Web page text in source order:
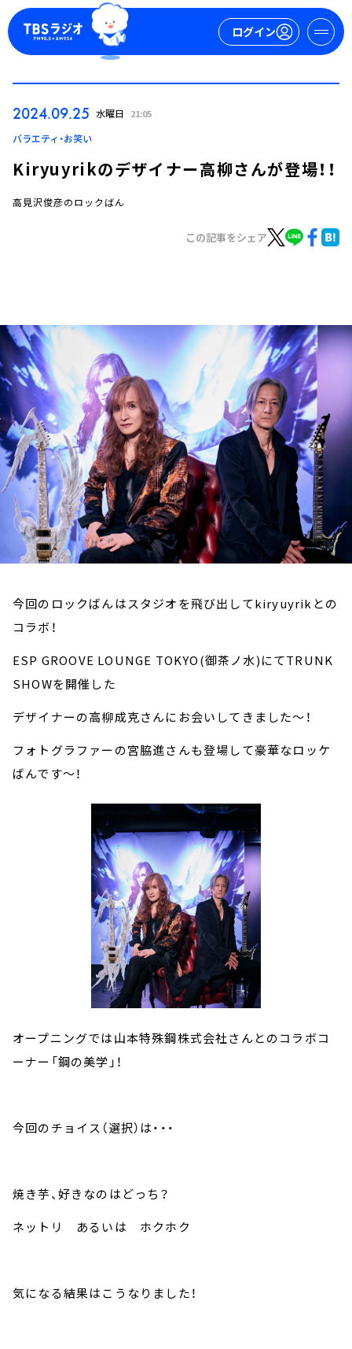
ログイン
ログイン
トピックス
TBS Podcast
お知らせ
イベント・グッズ
YouTube
会社情報
2024.09.25 水曜日 21:05
バラエティ・お笑い
Kiryuyrikのデザイナー高柳さんが登場！！
高見沢俊彦のロックばん
この記事をシェア
今回のロックばんはスタジオを飛び出してkiryuyrikとの
コラボ！
ESP GROOVE LOUNGE TOKYO(御茶ノ水)にてTRUNK
SHOWを開催した
デザイナーの高柳成克さんにお会いしてきました～！
フォトグラファーの宮脇進さんも登場して豪華なロッケ
ばんです～！
オープニングでは山本特殊鋼株式会社さんとのコラボコ
ーナー「鋼の美学」！
今回のチョイス（選択）は・・・
焼き芋、好きなのはどっち？
ネットリ あるいは ホクホク
気になる結果はこうなりました！